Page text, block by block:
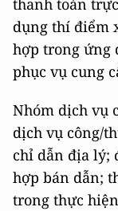
dụng thí điểm
hợp trong ứng
phục vụ cung
Nhóm dịch vụ
dịch vụ công/
chỉ dẫn địa lý;
hợp bán dẫn;
trong thực